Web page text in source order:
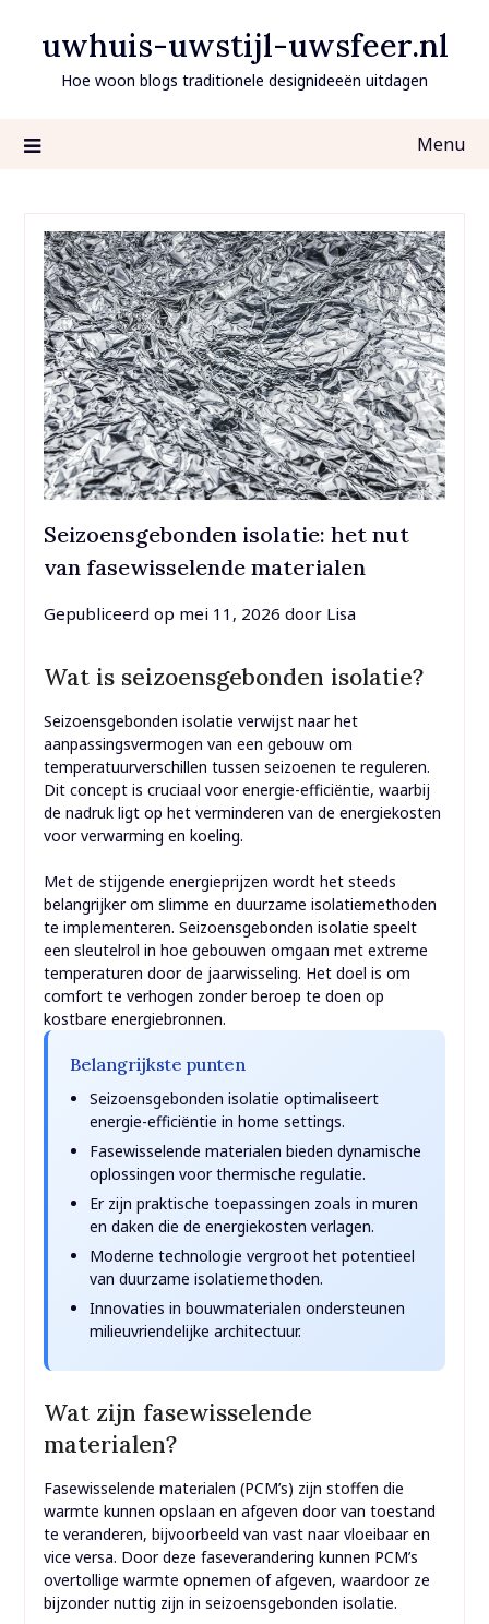
uwhuis-uwstijl-uwsfeer.nl
Hoe woon blogs traditionele designideeën uitdagen
Menu
Seizoensgebonden isolatie: het nut
van fasewisselende materialen
Gepubliceerd op mei 11, 2026 door Lisa
Wat is seizoensgebonden isolatie?
Seizoensgebonden isolatie verwijst naar het
aanpassingsvermogen van een gebouw om
temperatuurverschillen tussen seizoenen te reguleren.
Dit concept is cruciaal voor energie-efficiëntie, waarbij
de nadruk ligt op het verminderen van de energiekosten
voor verwarming en koeling.
Met de stijgende energieprijzen wordt het steeds
belangrijker om slimme en duurzame isolatiemethoden
te implementeren. Seizoensgebonden isolatie speelt
een sleutelrol in hoe gebouwen omgaan met extreme
temperaturen door de jaarwisseling. Het doel is om
comfort te verhogen zonder beroep te doen op
kostbare energiebronnen.
Belangrijkste punten
Seizoensgebonden isolatie optimaliseert
energie-efficiëntie in home settings.
Fasewisselende materialen bieden dynamische
oplossingen voor thermische regulatie.
Er zijn praktische toepassingen zoals in muren
en daken die de energiekosten verlagen.
Moderne technologie vergroot het potentieel
van duurzame isolatiemethoden.
Innovaties in bouwmaterialen ondersteunen
milieuvriendelijke architectuur.
Wat zijn fasewisselende
materialen?
Fasewisselende materialen (PCM’s) zijn stoffen die
warmte kunnen opslaan en afgeven door van toestand
te veranderen, bijvoorbeeld van vast naar vloeibaar en
vice versa. Door deze faseverandering kunnen PCM’s
overtollige warmte opnemen of afgeven, waardoor ze
bijzonder nuttig zijn in seizoensgebonden isolatie.